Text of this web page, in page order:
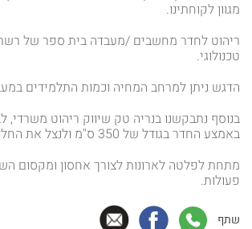
מגוון לקוחתינו.
ריהוט לחדר מחשבים /מעבדה בית ספר של
טכנולוגי.
הדגש ניתן למרחב המחיה וכמות התלמידים
בנוסף נתבקשנו בנריה טק שיווק ריהוט משרדי,
באמצע החדר בגודל של 350 ס"מ ולנצל את החלל.
מתחת לפלטה לארונות לצורך אחסון ומקסום
פעולות.
שתף